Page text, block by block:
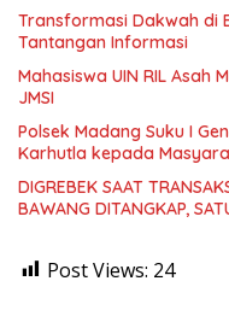
Transformasi Dakwah di
Tantangan Informasi
Mahasiswa UIN RIL Asah
JMSI
Polsek Madang Suku I
Karhutla kepada
DIGREBEK SAAT
BAWANG DITANGKAP,
Post Views: 24